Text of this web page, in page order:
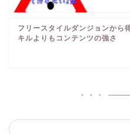
フリースタイルダンジョンから
キルよりもコンテンツの強さ